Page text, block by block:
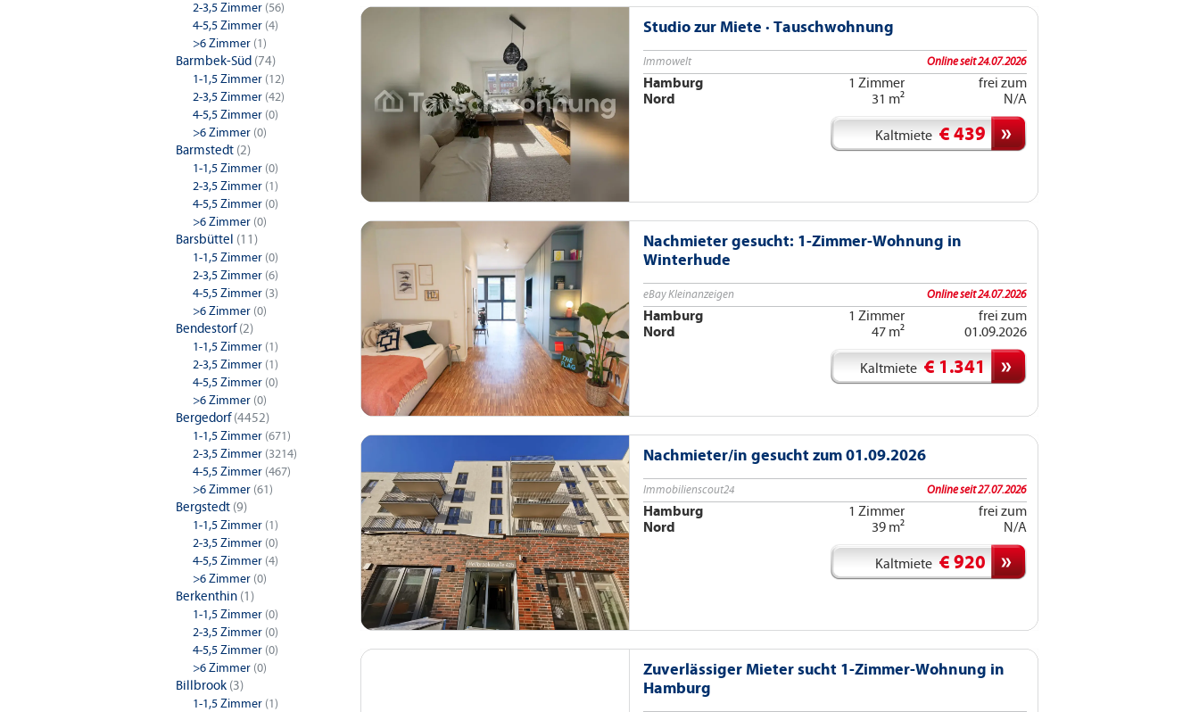
2-3,5 Zimmer (56)
4-5,5 Zimmer (4)
>6 Zimmer (1)
Barmbek-Süd (74)
1-1,5 Zimmer (12)
2-3,5 Zimmer (42)
4-5,5 Zimmer (0)
>6 Zimmer (0)
Barmstedt (2)
1-1,5 Zimmer (0)
2-3,5 Zimmer (1)
4-5,5 Zimmer (0)
>6 Zimmer (0)
Barsbüttel (11)
1-1,5 Zimmer (0)
2-3,5 Zimmer (6)
4-5,5 Zimmer (3)
>6 Zimmer (0)
Bendestorf(2)
1-1,5 Zimmer (1)
2-3,5 Zimmer (1)
4-5,5 Zimmer (0)
>6 Zimmer (0)
Bergedorf(4452)
1-1,5 Zimmer (671)
2-3,5 Zimmer (3214)
4-5,5 Zimmer (467)
>6 Zimmer (61)
Bergstedt (9)
1-1,5 Zimmer (1)
2-3,5 Zimmer (0)
4-5,5 Zimmer (4)
>6 Zimmer (0)
Berkenthin (1)
1-1,5 Zimmer (0)
2-3,5 Zimmer (0)
4-5,5 Zimmer (0)
>6 Zimmer (0)
Billbrook (3)
1-1,5 Zimmer (1)
Studio zur Miete · Tauschwohnung
Immowelt Online seit 24.07.2026
Hamburg 1 Zimmer
frei zum
Nord
31 m² N/A
Kaltmiete € 439
Nachmieter gesucht: 1-Zimmer-Wohnung in
Winterhude
eBay Kleinanzeigen Online seit 24.07.2026
Hamburg 1 Zimmer
frei zum
Nord
47 m² 01.09.2026
Kaltmiete € 1.341
Nachmieter/in gesucht zum 01.09.2026
Immobilienscout24 Online seit 27.07.2026
Hamburg 1 Zimmer
frei zum
Nord
39 m² N/A
Kaltmiete € 920
Zuverlässiger Mieter sucht 1-Zimmer-Wohnung in
Hamburg